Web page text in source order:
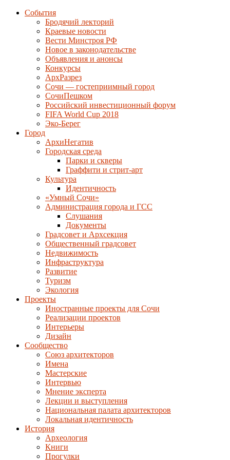
События
Бродячий лекторий
Краевые новости
Вести Минстроя РФ
Новое в законодательстве
Объявления и анонсы
Конкурсы
АрхРазрез
Сочи — гостеприимный город
СочиПешком
Российский инвестиционный форум
FIFA World Cup 2018
Эко-Берег
Город
АрхиНегатив
Городская среда
Парки и скверы
Граффити и стрит-арт
Культура
Идентичность
«Умный Сочи»
Администрация города и ГСС
Слушания
Документы
Градсовет и Архсекция
Общественный градсовет
Недвижимость
Инфраструктура
Развитие
Туризм
Экология
Проекты
Иностранные проекты для Сочи
Реализации проектов
Интерьеры
Дизайн
Сообщество
Союз архитекторов
Имена
Мастерские
Интервью
Мнение эксперта
Лекции и выступления
Национальная палата архитекторов
Локальная идентичность
История
Археология
Книги
Прогулки